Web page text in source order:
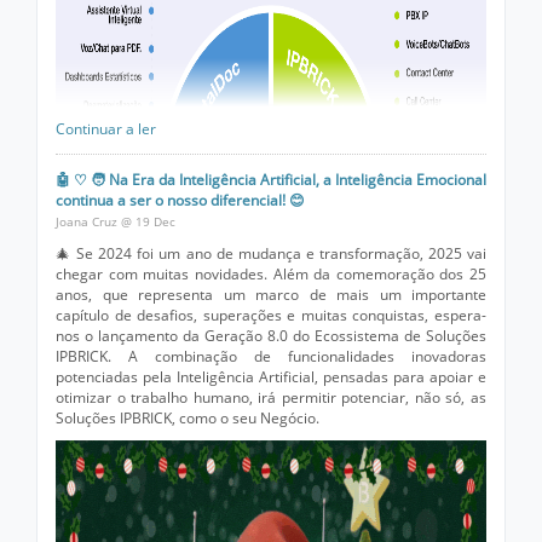
Como interface de gestão deBackend AI
, para Soluções como
os Assistentes Virtuais, no IPBRICK OS v8.0 foi priorizado o
desenvolvimento de tecnologia de IA para os bots de voz, para
assegurar que o utilizador tem uma experiência
conversacional, cada vez mais natural e, próxima daquela que
Graças ao suporte para esta tecnologia, é possível obter
valiososinsightssobre o comportamento do cliente, baseados
na interação com o bot. O que permite às empresas atuar para
melhorar a experiência do cliente, disponibilizando-lhes
O IPBRICK OS é também o interface de gestão deBackend AI
para muitas das novidades que vão ser lançadas no iPortalDoc
v8.0, nomeadamente um Assistente Virtual Inteligente que
utiliza inteligência Artificial, aplicada à pesquisa e gestão de
informação (documentos), dentro da Solução de Gestão
Documental e de Processos.
A versão 4.0 do HubColaborativo, o IPBRICK.CAFE, também
verá a sua interface renovada e simplificada e passa
a disponibilizar o IPBRICK DRIVE, com a possibilidade de
partilhar e editar ficheiros em tempo real, online, em qualquer
dispositivo e com total segurança.
Continuar a ler
🤖 ♡ 🧑 Na Era da Inteligência Artificial, a Inteligência Emocional
continua a ser o nosso diferencial! 😊
Joana Cruz @ 19 Dec
🎄 Se 2024 foi um ano de mudança e transformação, 2025 vai
chegar com muitas novidades. Além da comemoração dos 25
anos, que representa um marco de mais um importante
capítulo de desafios, superações e muitas conquistas, espera-
nos o lançamento da Geração 8.0 do Ecossistema de Soluções
IPBRICK. A combinação de funcionalidades inovadoras
potenciadas pela Inteligência Artificial, pensadas para apoiar e
otimizar o trabalho humano, irá permitir potenciar, não só, as
Soluções IPBRICK, como o seu Negócio.